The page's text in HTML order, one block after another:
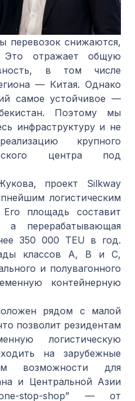
перевозок снижаются,
отражает общую
в том числе
— Китая. Однако
самое устойчивое —
Поэтому мы
инфраструктуру и не
крупного
центра под
проект Silkway
логистическим
Его площадь составит
а перерабатывающая
350 000 TEU в год.
классов A, B и C,
и полувагонного
контейнерную
рядом с малой
позволит резидентам
логистическую
на зарубежные
возможности для
и Центральной Азии
stop-shop” — от